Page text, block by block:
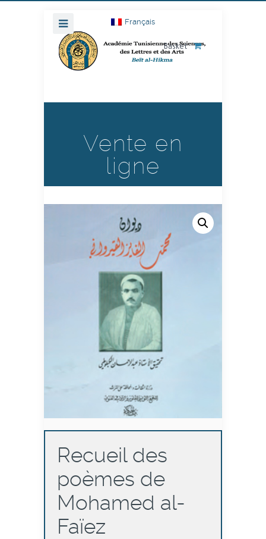
Français
Basket
Vente en
ligne
Recueil des
poèmes de
Mohamed al-
Faïez